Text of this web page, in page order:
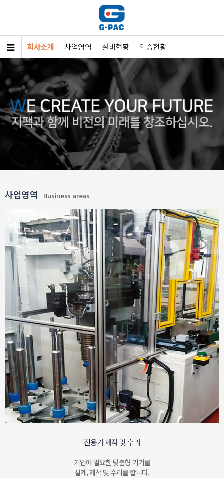
회사소개 사업영역 설비현황 인증현황
사업영역 Business areas
전용기 제작 및 수리
기업에 필요한 맞춤형 기기를
설계, 제작 및 수리를 합니다.